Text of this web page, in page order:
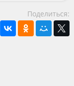
Поделиться: